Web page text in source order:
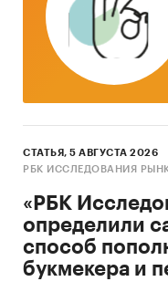
o Описать основные
уровнем конкуренции;
o Описать состояние
компаний;
o Охарактеризовать
продовольственных
o Описать основные
розничной торговли.
СТАТЬЯ, 5 АВГУСТА 2026
РБК ИССЛЕДОВАНИЯ
«РБК
определили
способ
букмекера и